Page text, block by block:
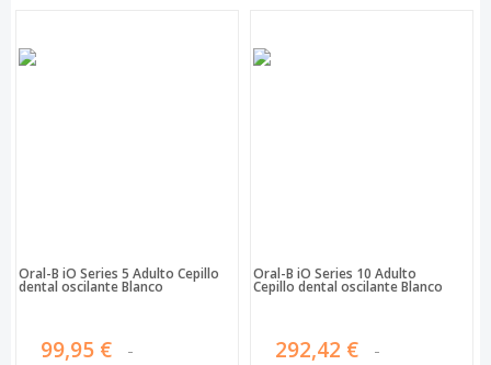
Oral-B iO Series 5 Adulto Cepillo
dental oscilante Blanco
99,95 €
Oral-B iO Series 10 Adulto
Cepillo dental oscilante Blanco
292,42 €